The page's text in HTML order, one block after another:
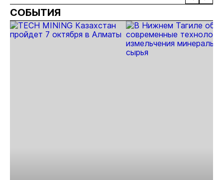
СОБЫТИЯ